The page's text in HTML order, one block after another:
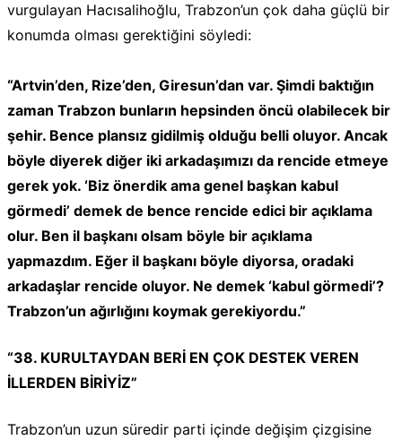
vurgulayan Hacısalihoğlu, Trabzon’un çok daha güçlü bir
konumda olması gerektiğini söyledi:
“Artvin’den, Rize’den, Giresun’dan var. Şimdi baktığın
zaman Trabzon bunların hepsinden öncü olabilecek bir
şehir. Bence plansız gidilmiş olduğu belli oluyor. Ancak
böyle diyerek diğer iki arkadaşımızı da rencide etmeye
gerek yok. ‘Biz önerdik ama genel başkan kabul
görmedi’ demek de bence rencide edici bir açıklama
olur. Ben il başkanı olsam böyle bir açıklama
yapmazdım. Eğer il başkanı böyle diyorsa, oradaki
arkadaşlar rencide oluyor. Ne demek ‘kabul görmedi’?
Trabzon’un ağırlığını koymak gerekiyordu.”
“38. KURULTAYDAN BERİ EN ÇOK DESTEK VEREN
İLLERDEN BİRİYİZ”
Trabzon’un uzun süredir parti içinde değişim çizgisine